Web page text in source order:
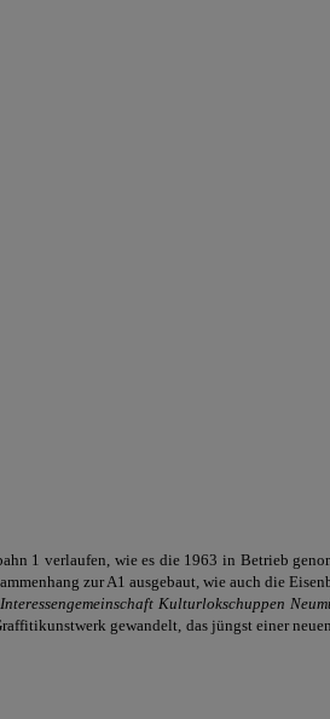
1 verlaufen, wie es die 1963 in Betrieb
zur A1 ausgebaut, wie auch die
Interessengemeinschaft Kulturlokschuppen
gewandelt, das jüngst einer